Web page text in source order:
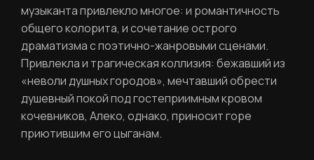
музыканта привлекло многое: и романтичность
общего колорита, и сочетание острого
драматизма с поэтично-жанровыми сценами.
Привлекла и трагическая коллизия: бежавший из
«неволи душных городов», мечтавший обрести
душевный покой под гостеприимным кровом
кочевников, Алеко, однако, приносит горе
приютившим его цыганам.
РЕГИСТРАЦИЯ
Ваше имя